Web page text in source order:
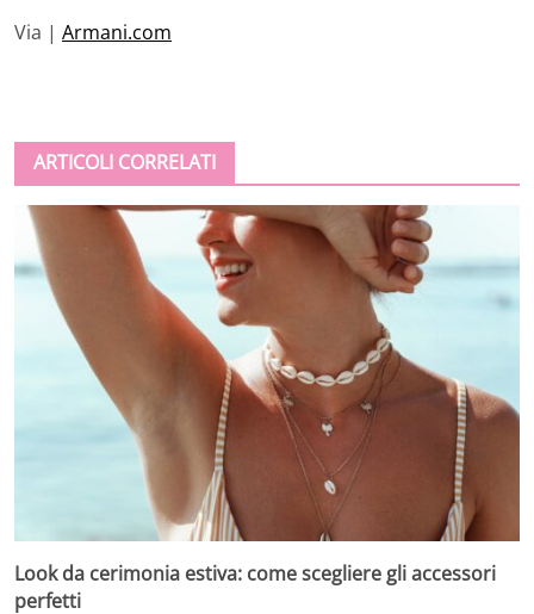
Via | Armani.com
ARTICOLI CORRELATI
Look da cerimonia estiva: come scegliere gli accessori
perfetti